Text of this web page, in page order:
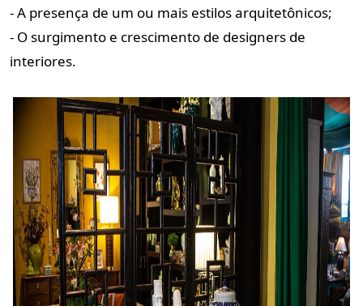
- A presença de um ou mais estilos arquitetônicos;
- O surgimento e crescimento de designers de
interiores.